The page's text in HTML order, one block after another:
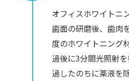
オフィスホワイトニ
歯面の研磨後、歯肉
度のホワイトニング
過後に3分間光照射
過したのちに薬液を